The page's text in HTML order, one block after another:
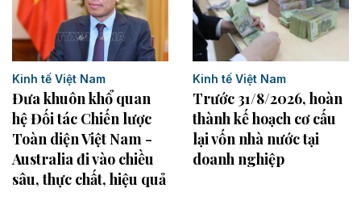
Kinh tế Việt Nam
Đưa khuôn khổ quan
hệ Đối tác Chiến lược
Toàn diện Việt Nam -
Australia đi vào chiều
sâu, thực chất, hiệu quả
Kinh tế Việt Nam
Trước 31/8/2026, hoàn
thành kế hoạch cơ cấu
lại vốn nhà nước tại
doanh nghiệp